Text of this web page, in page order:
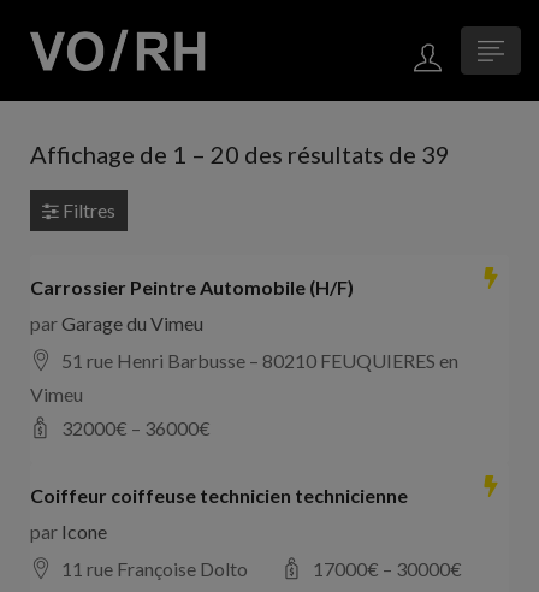
Affichage de 1 – 20 des résultats de 39
Filtres
Carrossier Peintre Automobile (H/F)
parGarage du Vimeu
51 rue Henri Barbusse – 80210 FEUQUIERES en
Vimeu
32000€ – 36000€
Coiffeur coiffeuse technicien technicienne
par Icone
11 rue Françoise Dolto
17000€ – 30000€